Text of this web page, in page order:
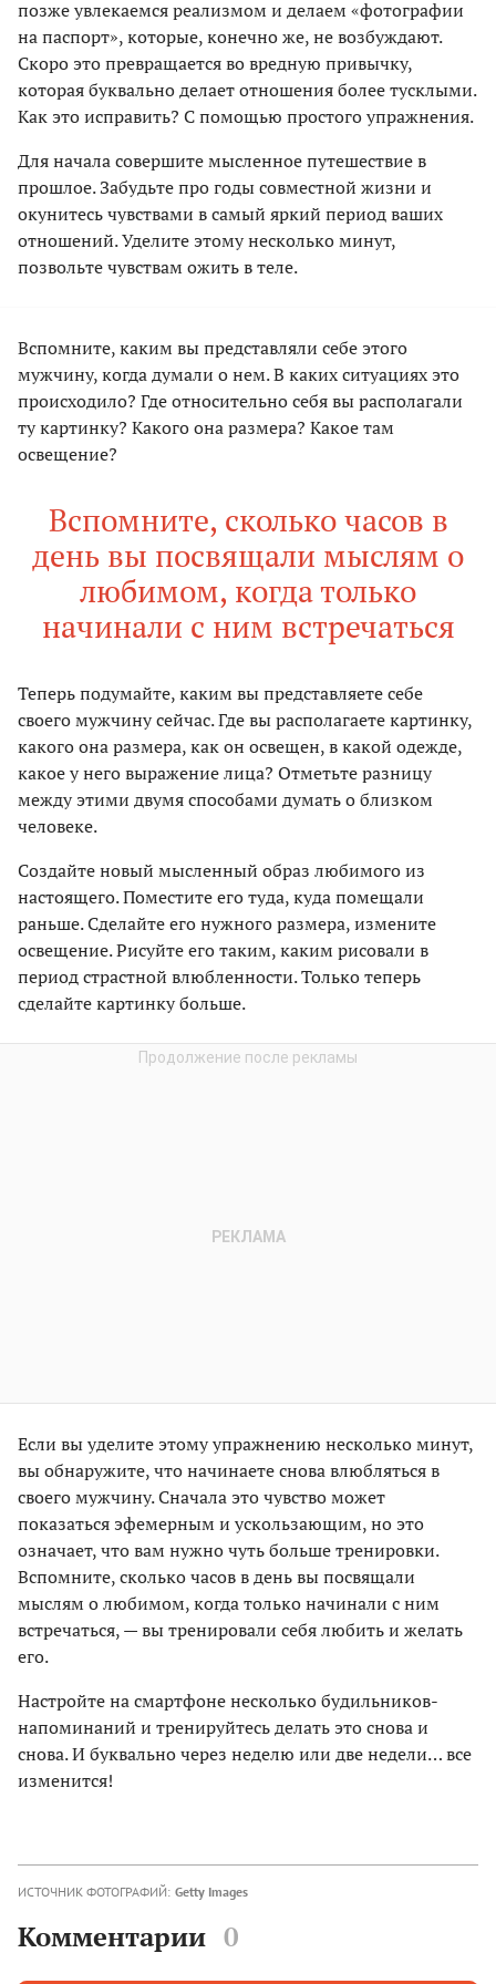
позже увлекаемся реализмом и делаем «фотографии
на паспорт», которые, конечно же, не возбуждают.
Скоро это превращается во вредную привычку,
которая буквально делает отношения более тусклыми.
Как это исправить? С помощью простого упражнения.
Для начала совершите мысленное путешествие в
прошлое. Забудьте про годы совместной жизни и
окунитесь чувствами в самый яркий период ваших
отношений. Уделите этому несколько минут,
позвольте чувствам ожить в теле.
Вспомните, каким вы представляли себе этого
мужчину, когда думали о нем. В каких ситуациях это
происходило? Где относительно себя вы располагали
ту картинку? Какого она размера? Какое там
освещение?
Вспомните, сколько часов в
день вы посвящали мыслям о
любимом, когда только
начинали с ним встречаться
Теперь подумайте, каким вы представляете себе
своего мужчину сейчас. Где вы располагаете картинку,
какого она размера, как он освещен, в какой одежде,
какое у него выражение лица? Отметьте разницу
между этими двумя способами думать о близком
человеке.
Создайте новый мысленный образ любимого из
настоящего. Поместите его туда, куда помещали
раньше. Сделайте его нужного размера, измените
освещение. Рисуйте его таким, каким рисовали в
период страстной влюбленности. Только теперь
сделайте картинку больше.
Если вы уделите этому упражнению несколько минут,
вы обнаружите, что начинаете снова влюбляться в
своего мужчину. Сначала это чувство может
показаться эфемерным и ускользающим, но это
означает, что вам нужно чуть больше тренировки.
Вспомните, сколько часов в день вы посвящали
мыслям о любимом, когда только начинали с ним
встречаться, — вы тренировали себя любить и желать
его.
Настройте на смартфоне несколько будильников-
напоминаний и тренируйтесь делать это снова и
снова. И буквально через неделю или две недели… все
изменится!
ИСТОЧНИК ФОТОГРАФИЙ: Getty Images
Комментарии 0